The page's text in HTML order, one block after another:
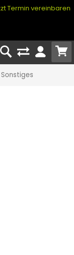
Termin vereinbaren